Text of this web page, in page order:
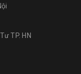
TP. HN